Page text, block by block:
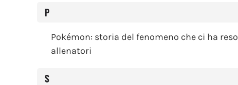
P
Pokémon: storia del fenomeno che ci ha reso
allenatori
S